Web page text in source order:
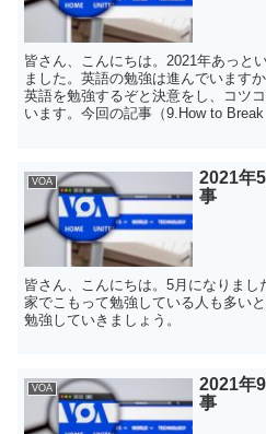
皆さん、こんにちは。2021年あっと
ました。英語の勉強は進んでいます
英語を勉強するぞと決意をし、コツ
います。今回の記事（9.How to
VOA
2021年
事
皆さん、こんにちは。5月になりまし
家でこもって勉強している人も多い
勉強していきましょう。
VOA
2021年
事